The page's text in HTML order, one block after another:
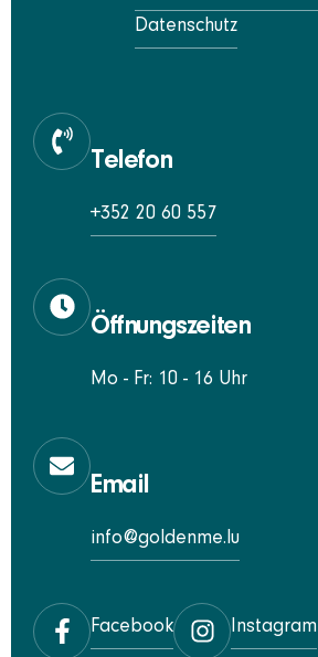
Datenschutz
Telefon
+352 20 60 557
Öffnungszeiten
Mo - Fr: 10 - 16 Uhr
Email
info@goldenme.lu
Facebook Instagram